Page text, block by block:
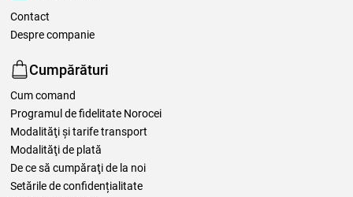
Contact
Despre companie
Cumpărături
Cum comand
Programul de fidelitate Norocei
Modalităţi şi tarife transport
Modalităţi de plată
De ce să cumpăraţi de la noi
Setările de confidențialitate